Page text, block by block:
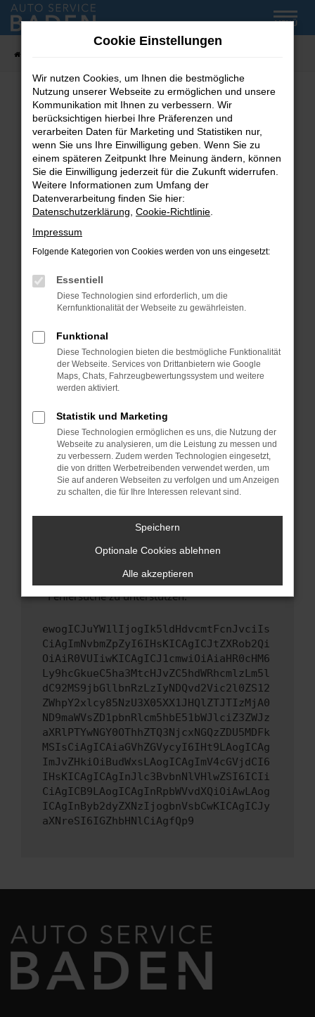
Zum
Hauptinhalt
MENÜ
Fehler: Network Error
Beim Laden ist ein Fehler aufgetreten.
Hier sind ein paar Tipps, die dir helfen können:
Überprüfe deine Firewall und deine
Internetverbindung.
Laden andere Webseiten, zum Beispiel deine
Suchmaschine?
Prüfe deine Browsererweiterungen.
können das Laden bestimmter Seiten
verhindern. Funktioniert die Seite in einem
Fenster?
Starte dein Gerät neu.
Das kann manchmal helfen, vorübergehende
Probleme zu beheben.
Betriebssystem auf dem neuesten Stand
sind.
Veraltete Software birgt nicht nur ein
Sicherheitsrisiko, sondern kann auch dazu
führen, dass bestimmte Funktionen nicht mehr
unterstützt werden.
Wende dich an den Webseitenbetreiber.
Wenn du alle oben genannten Schritte versucht
hast, kontaktiere uns bitte. Wir werden
uns diesen Text schicken, um uns bei der
Fehlersuche zu unterstützen:
ewogICJuYW1lIjogIk5ldHdvcmtFcnJvciIs
CiAgImNvbmZpZyI6IHsKICAgICJtZXRob2Qi
OiAiR0VUIiwKICAgICJ1cmwiOiAiaHR0cHM6
Ly9hcGkueC5ha3MtcHJvZC5hdWRhcmlzLm5l
dC92MS9jbGllbnRzLzIyNDQvd2Vic2l0ZS12
ZWhpY2xlcy85NzU3X05XX1JHQlZTJTIzMjA0
ND9maWVsZD1pbnRlcm5hbE51bWJlciZ3ZWJz
aXRlPTYwNGY0OThhZTQ3NjcxNGQzZDU5MDFk
MSIsCiAgICAiaGVhZGVycyI6IHt9LAogICAg
ImJvZHkiOiBudWxsLAogICAgImV4cGVjdCI6
IHsKICAgICAgInJlc3BvbnNlVHlwZSI6ICIi
CiAgICB9LAogICAgInRpbWVvdXQiOiAwLAog
ICAgInByb2dyZXNzIjogbnVsbCwKICAgICJy
aXNreSI6IGZhbHNlCiAgfQp9
Cookie Einstellungen
Wir nutzen Cookies, um Ihnen die bestmögliche
Nutzung unserer Webseite zu ermöglichen und unsere
Kommunikation mit Ihnen zu verbessern. Wir
berücksichtigen hierbei Ihre Präferenzen und
verarbeiten Daten für Marketing und Statistiken nur,
wenn Sie uns Ihre Einwilligung geben. Wenn Sie zu
einem späteren Zeitpunkt Ihre Meinung ändern, können
Sie die Einwilligung jederzeit für die Zukunft widerrufen.
Weitere Informationen zum Umfang der
Datenverarbeitung finden Sie hier:
Datenschutzerklärung Cookie-Richtlinie
Impressum
Folgende Kategorien von Cookies werden von uns eingesetzt:
Essentiell
Diese Technologien sind erforderlich, um die
Kernfunktionalität der Webseite zu gewährleisten.
Funktional
Diese Technologien bieten die bestmögliche Funktionalität
der Webseite. Services von Drittanbietern wie Google
Maps, Chats, Fahrzeugbewertungssystem und weitere
werden aktiviert.
Statistik und Marketing
Diese Technologien ermöglichen es uns, die Nutzung der
Webseite zu analysieren, um die Leistung zu messen und
zu verbessern. Zudem werden Technologien eingesetzt,
die von dritten Werbetreibenden verwendet werden, um
Sie auf anderen Webseiten zu verfolgen und um Anzeigen
zu schalten, die für Ihre Interessen relevant sind.
Speichern
Optionale Cookies ablehnen
Alle akzeptieren